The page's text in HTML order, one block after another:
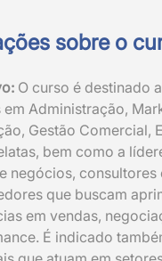
sobre o
O curso é destinado
Administração,
Gestão Comercial,
bem como a
negócios, consultores
que buscam
em vendas,
É indicado